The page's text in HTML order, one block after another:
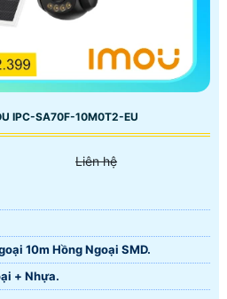
IPC-SA70F-10M0T2-EU
Liên hệ
10m Hồng Ngoại SMD.
+ Nhựa.